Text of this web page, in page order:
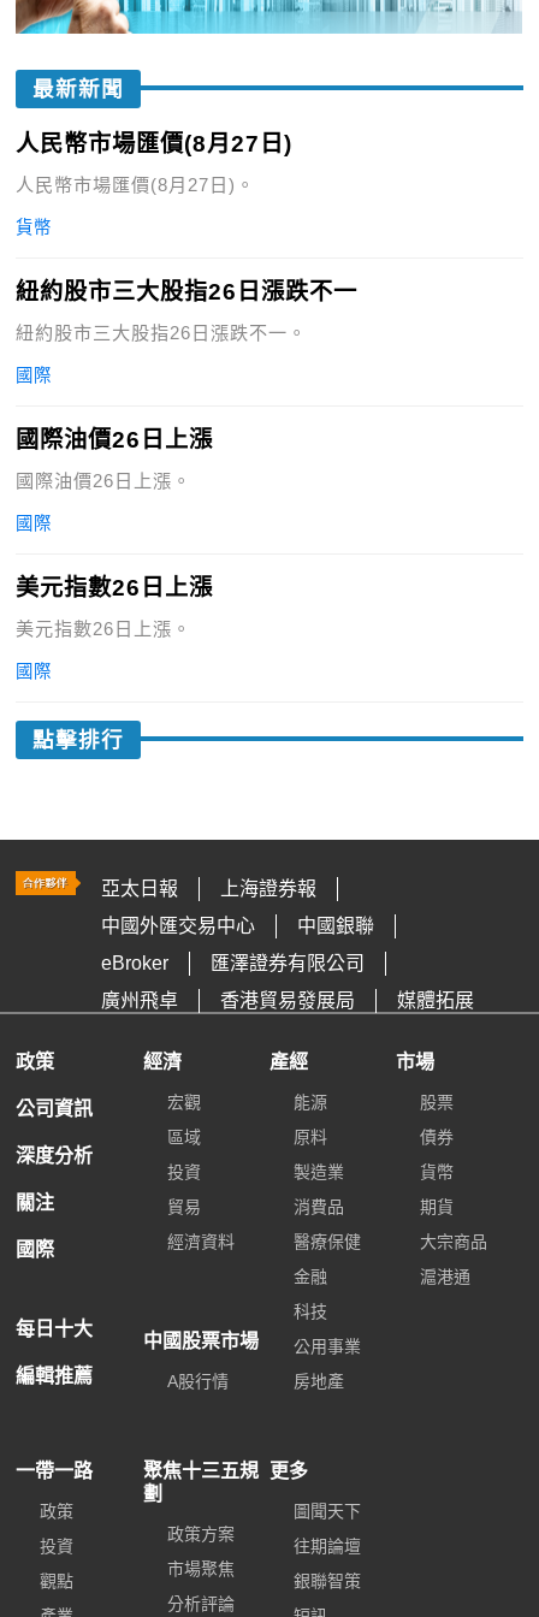
最新新聞
人民幣市場匯價(8月27日)
人民幣市場匯價(8月27日)。
貨幣
紐約股市三大股指26日漲跌不一
紐約股市三大股指26日漲跌不一。
國際
國際油價26日上漲
國際油價26日上漲。
國際
美元指數26日上漲
美元指數26日上漲。
國際
點擊排行
亞太日報
上海證券報
中國外匯交易中心
中國銀聯
eBroker
匯澤證券有限公司
廣州飛卓
香港貿易發展局 媒體拓展
政策
公司資訊
深度分析
關注
國際
每日十大
編輯推薦
經濟
宏觀
區域
投資
貿易
經濟資料
中國股票市場
A股行情
產經
能源
原料
製造業
消費品
醫療保健
金融
科技
公用事業
房地產
市場
股票
債券
貨幣
期貨
大宗商品
滬港通
一帶一路
政策
投資
觀點
聚焦十三五規
劃
政策方案
市場聚焦
分析評論
更多
圖聞天下
往期論壇
銀聯智策